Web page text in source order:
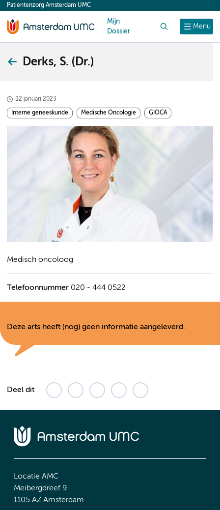
content
Menu
Patiëntenzorg Amsterdam UMC
Mijn
Dossier
Derks, S. (Dr.)
12 januari 2023
Interne geneeskunde Medische Oncologie GIOCA
Medisch oncoloog
Telefoonnummer 020 - 444 0522
Deze arts heeft (nog) geen informatie aangeleverd.
Deel dit
Locatie AMC
Meibergdreef 9
1105 AZ Amsterdam